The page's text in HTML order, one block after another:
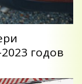
годов